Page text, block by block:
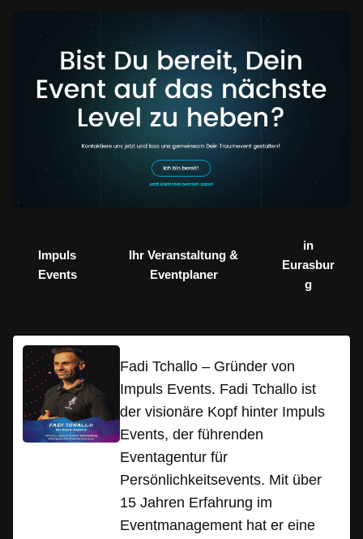
Impuls
Events
Ihr Veranstaltung &
Eventplaner
in
Eurasbur
g
Fadi Tchallo – Gründer von
Impuls Events. Fadi Tchallo ist
der visionäre Kopf hinter Impuls
Events, der führenden
Eventagentur für
Persönlichkeitsevents. Mit über
15 Jahren Erfahrung im
Eventmanagement hat er eine